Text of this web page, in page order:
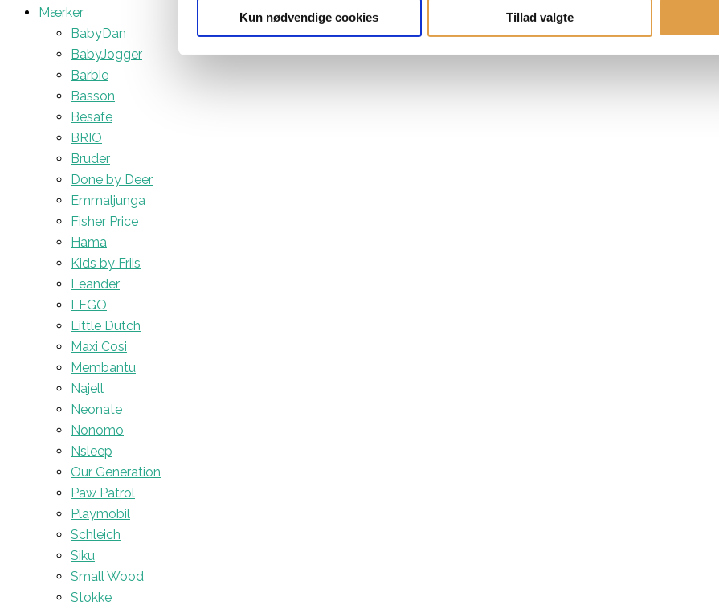
Kun nødvendige cookies Tillad valgte
Mærker
BabyDan
BabyJogger
Barbie
Basson
Besafe
BRIO
Bruder
Done by Deer
Emmaljunga
Fisher Price
Hama
Kids by Friis
Leander
LEGO
Little Dutch
Maxi Cosi
Membantu
Najell
Neonate
Nonomo
Nsleep
Our Generation
Paw Patrol
Playmobil
Schleich
Siku
Small Wood
Stokke